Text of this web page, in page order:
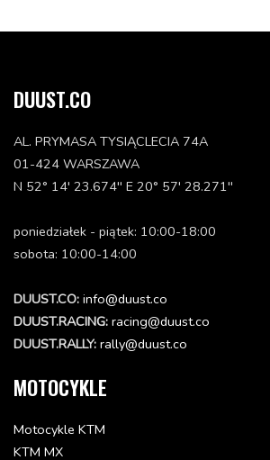
Status: Niedostępna
REED VALVE CARBON 0,4MM '99
203.44 zł
Dodaj do koszyka
DUUST.CO
AL. PRYMASA TYSIĄCLECIA 74A
01-424 WARSZAWA
N 52° 14' 23.674'' E 20° 57' 28.271''
poniedziałek - piątek: 10:00-18:00
sobota: 10:00-14:00
DUUST.CO: info@duust.co
DUUST.RACING: racing@duust.co
DUUST.RALLY: rally@duust.co
MOTOCYKLE
Motocykle KTM
KTM MX